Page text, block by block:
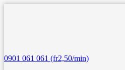
0901 061 061 (fr2,50/min)